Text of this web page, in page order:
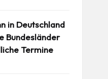
in Deutschland
Bundesländer
Termine